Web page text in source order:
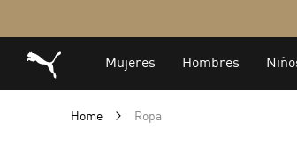
Home Ropa